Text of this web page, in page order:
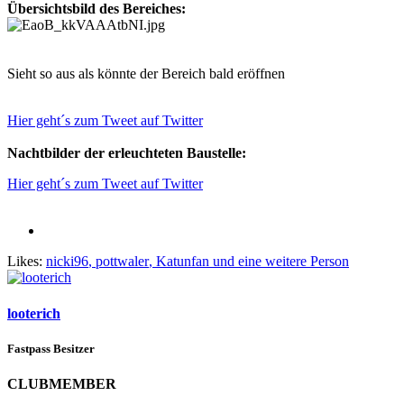
Übersichtsbild des Bereiches:
Sieht so aus als könnte der Bereich bald eröffnen
Hier geht´s zum Tweet auf Twitter
Nachtbilder der erleuchteten Baustelle:
Hier geht´s zum Tweet auf Twitter
Likes: nicki96, pottwaler, Katunfan und eine weitere Person
looterich
Fastpass Besitzer
CLUBMEMBER